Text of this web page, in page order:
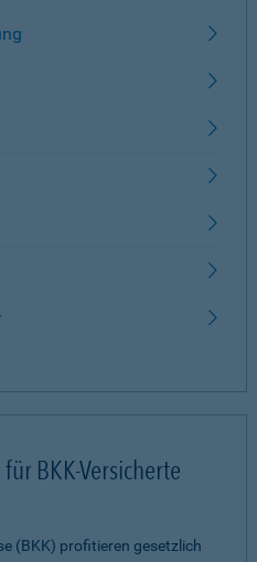
BKK-Versicherte
(BKK) profitieren gesetzlich